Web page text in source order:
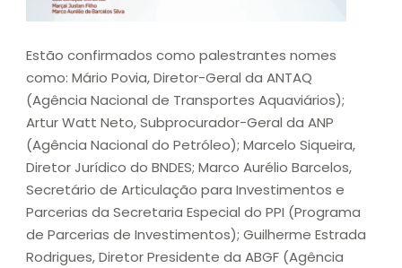
Estão confirmados como palestrantes nomes
como: Mário Povia, Diretor-Geral da ANTAQ
(Agência Nacional de Transportes Aquaviários);
Artur Watt Neto, Subprocurador-Geral da ANP
(Agência Nacional do Petróleo); Marcelo Siqueira,
Diretor Jurídico do BNDES; Marco Aurélio Barcelos,
Secretário de Articulação para Investimentos e
Parcerias da Secretaria Especial do PPI (Programa
de Parcerias de Investimentos); Guilherme Estrada
Rodrigues, Diretor Presidente da ABGF (Agência